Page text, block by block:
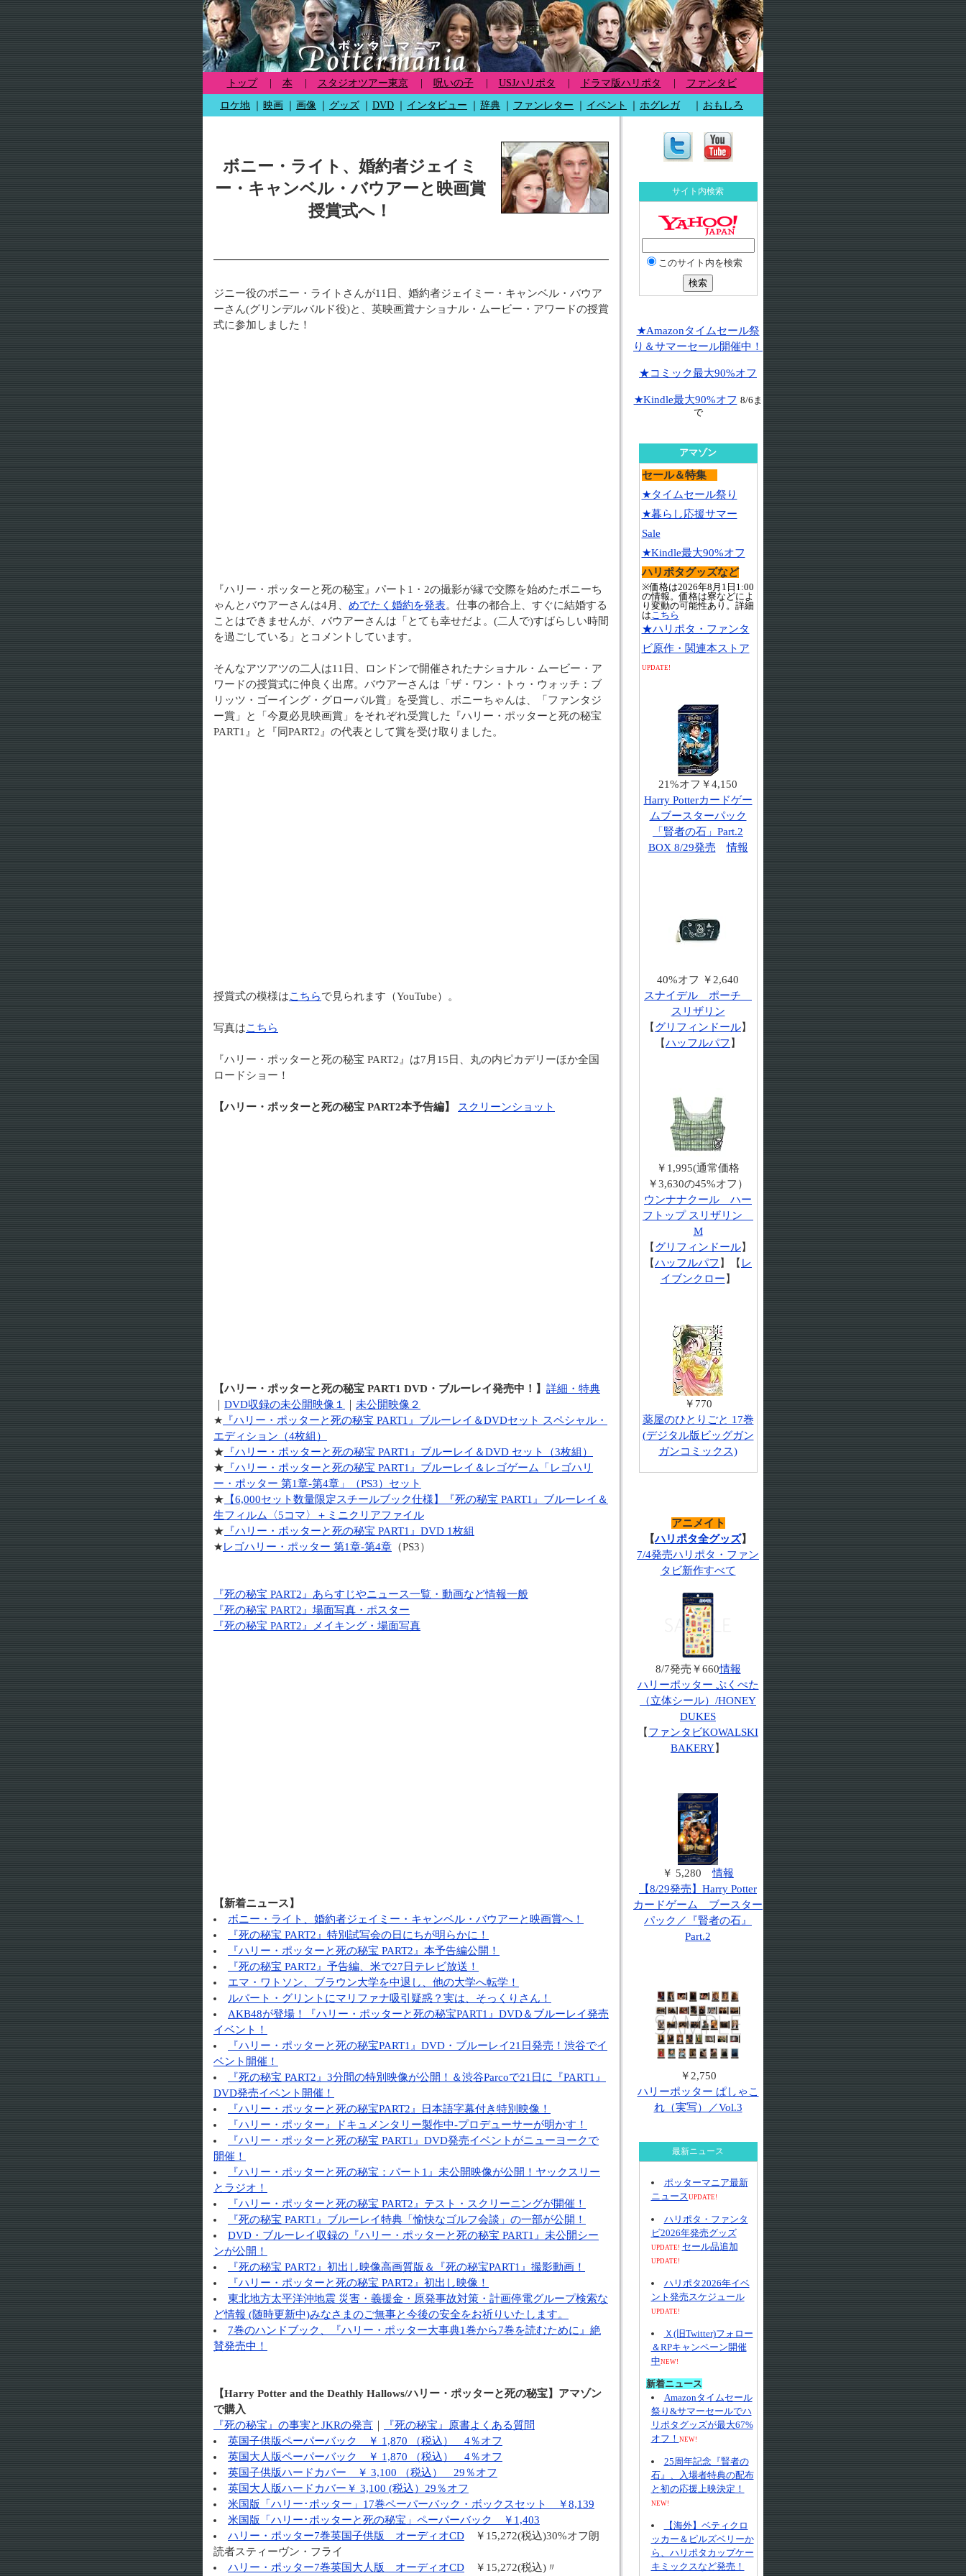
トップ 本 スタジオツアー東京 呪いの子 USJハリポタ ドラマ版ハリポタ ファンタビ
ロケ地 映画 画像 グッズ DVD インタビュー 辞典 ファンレター イベント ホグレガ おもしろ
ボニー・ライト、婚約者ジェイミ
ー・キャンベル・バウアーと映画賞
授賞式へ！
ジニー役のボニー・ライトさんが11日、婚約者ジェイミー・キャンベル・バウア
ーさん(グリンデルバルド役)と、英映画賞ナショナル・ムービー・アワードの授賞
式に参加しました！
『ハリー・ポッターと死の秘宝』パート1・2の撮影が縁で交際を始めたボニーち
ゃんとバウアーさんは4月、 めでたく婚約を発表。仕事の都合上、すぐに結婚する
ことはできませんが、バウアーさんは「とても幸せだよ。(二人で)すばらしい時間
を過ごしている」とコメントしています。
そんなアツアツの二人は11日、ロンドンで開催されたナショナル・ムービー・ア
ワードの授賞式に仲良く出席。バウアーさんは「ザ・ワン・トゥ・ウォッチ：ブ
リッツ・ゴーイング・グローバル賞」を受賞し、ボニーちゃんは、「ファンタジ
ー賞」と「今夏必見映画賞」をそれぞれ受賞した『ハリー・ポッターと死の秘宝
PART1』と『同PART2』の代表として賞を受け取りました。
授賞式の模様はこちらで見られます（YouTube）。
写真はこちら
『ハリー・ポッターと死の秘宝 PART2』は7月15日、丸の内ピカデリーほか全国
ロードショー！
【ハリー・ポッターと死の秘宝 PART2本予告編】 スクリーンショット
【ハリー・ポッターと死の秘宝 PART1 DVD・ブルーレイ発売中！】 詳細・特典
DVD収録の未公開映像１
未公開映像２
★ 『ハリー・ポッターと死の秘宝 PART1』ブルーレイ＆DVDセット スペシャル・
エディション（4枚組）
★ 『ハリー・ポッターと死の秘宝 PART1』ブルーレイ＆DVD セット（3枚組）
★ 『ハリー・ポッターと死の秘宝 PART1』ブルーレイ＆レゴゲーム「レゴハリ
ー・ポッター 第1章-第4章」（PS3）セット
★ 【6,000セット数量限定スチールブック仕様】『死の秘宝 PART1』ブルーレイ＆
生フィルム〈5コマ〉＋ミニクリアファイル
★ 『ハリー・ポッターと死の秘宝 PART1』DVD 1枚組
★レゴハリー・ポッター 第1章-第4章 （PS3）
『死の秘宝 PART2』あらすじやニュース一覧・動画など情報一般
『死の秘宝 PART2』場面写真・ポスター
『死の秘宝 PART2』メイキング・場面写真
【新着ニュース】
ボニー・ライト、婚約者ジェイミー・キャンベル・バウアーと映画賞へ！
『死の秘宝 PART2』特別試写会の日にちが明らかに！
『ハリー・ポッターと死の秘宝 PART2』本予告編公開！
『死の秘宝 PART2』予告編、米で27日テレビ放送！
エマ・ワトソン、ブラウン大学を中退し、他の大学へ転学！
ルパート・グリントにマリファナ吸引疑惑？実は、そっくりさん！
AKB48が登場！『ハリー・ポッターと死の秘宝PART1』DVD＆ブルーレイ発売
イベント！
『ハリー・ポッターと死の秘宝PART1』DVD・ブルーレイ21日発売！渋谷でイ
ベント開催！
『死の秘宝 PART2』3分間の特別映像が公開！＆渋谷Parcoで21日に『PART1』
DVD発売イベント開催！
『ハリー・ポッターと死の秘宝PART2』日本語字幕付き特別映像！
『ハリー・ポッター』ドキュメンタリー製作中-プロデューサーが明かす！
『ハリー・ポッターと死の秘宝 PART1』DVD発売イベントがニューヨークで
開催！
『ハリー・ポッターと死の秘宝：パート1』未公開映像が公開！ヤックスリー
とラジオ！
『ハリー・ポッターと死の秘宝 PART2』テスト・スクリーニングが開催！
『死の秘宝 PART1』ブルーレイ特典「愉快なゴルフ会談」の一部が公開！
DVD・ブルーレイ収録の『ハリー・ポッターと死の秘宝 PART1』未公開シー
ンが公開！
『死の秘宝 PART2』初出し映像高画質版＆『死の秘宝PART1』撮影動画！
『ハリー・ポッターと死の秘宝 PART2』初出し映像！
東北地方太平洋沖地震 災害・義援金・原発事故対策・計画停電グループ検索な
ど情報 (随時更新中)みなさまのご無事と今後の安全をお祈りいたします。
7巻のハンドブック、『ハリー・ポッター大事典1巻から7巻を読むために』絶
賛発売中！
【Harry Potter and the Deathly Hallows/ハリー・ポッターと死の秘宝】アマゾン
で購入
『死の秘宝』の事実とJKRの発言
『死の秘宝』原書よくある質問
英国子供版ペーパーバック ￥ 1,870 （税込） 4％オフ
英国大人版ペーパーバック ￥ 1,870 （税込） 4％オフ
英国子供版ハードカバー ￥ 3,100 （税込） 29％オフ
英国大人版ハードカバー￥ 3,100 (税込）29％オフ
米国版「ハリー･ポッター」17巻ペーパーバック・ボックスセット ￥8,139
米国版「ハリー･ポッターと死の秘宝」ペーパーバック ￥1,403
ハリー・ポッター7巻英国子供版 オーディオCD ￥15,272(税込)30%オフ朗
読者スティーヴン・フライ
ハリー・ポッター7巻英国大人版 オーディオCD ￥15,272(税込)〃
サイト内検索
このサイト内を検索
★Amazonタイムセール祭
り＆サマーセール開催中！
★コミック最大90%オフ
★Kindle最大90%オフ 8/6ま
で
アマゾン
セール＆特集
★タイムセール祭り
★暮らし応援サマー
Sale
★Kindle最大90%オフ
ハリポタグッズなど
※価格は2026年8月1日1:00
の情報。価格は寮などによ
り変動の可能性あり。詳細
はこちら
★ハリポタ・ファンタ
ビ原作・関連本ストア
UPDATE!
21%オフ￥4,150
Harry Potterカードゲー
ムブースターパック
「賢者の石」Part.2
BOX 8/29発売
情報
40%オフ ￥2,640
スナイデル ポーチ
スリザリン
【 グリフィンドール】
【ハッフルパフ 】
￥1,995(通常価格
￥3,630の45%オフ）
ウンナナクール ハー
フトップ スリザリン
M
【 グリフィンドール】
【ハッフルパフ 】【 レ
イブンクロー 】
￥770
薬屋のひとりごと 17巻
(デジタル版ビッグガン
ガンコミックス)
アニメイト
【ハリポタ全グッズ】
7/4発売ハリポタ・ファン
タビ新作すべて
8/7発売￥660情報
ハリーポッター ぷくぺた
（立体シール）/HONEY
DUKES
【 ファンタビKOWALSKI
BAKERY】
￥ 5,280情報
【8/29発売】Harry Potter
カードゲーム ブースター
パック／『賢者の石』
Part.2
￥2,750
ハリーポッター ぱしゃこ
れ（実写）／Vol.3
最新ニュース
ポッターマニア最新
ニュースUPDATE!
ハリポタ・ファンタ
ビ2026年発売グッズ
UPDATE! セール品追加
UPDATE!
ハリポタ2026年イベ
ント発売スケジュール
UPDATE!
Ｘ(旧Twitter)フォロー
＆RPキャンペーン開催
中NEW!
新着ニュース
Amazonタイムセール
祭り&サマーセールでハ
リポタグッズが最大67%
オフ！ NEW!
25周年記念『賢者の
石』、入場者特典の配布
と初の応援上映決定！
NEW!
【海外】ベティクロ
ッカー＆ピルズベリーか
ら、ハリポタカップケー
キミックスなど発売！